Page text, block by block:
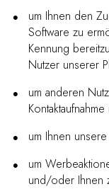
um Ihnen den
Software zu
Kennung
Nutzer unserer
um anderen
um Ihnen
um
und/oder Ihnen